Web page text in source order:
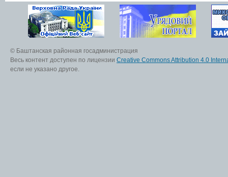
© Баштанская районная госадминистрация
Весь контент доступен по лицензии Creative Commons Attribution 4.0
если не указано другое.